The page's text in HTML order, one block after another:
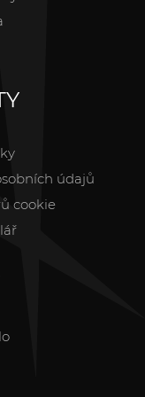
údajů
cookie